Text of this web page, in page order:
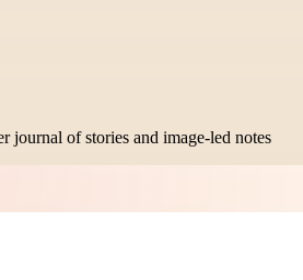
journal of stories and image-led notes